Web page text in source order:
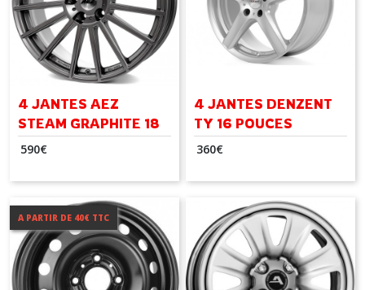
4 JANTES AEZ
STEAM GRAPHITE 18
POUCES
590€
4 JANTES DENZENT
TY 16 POUCES
360€
A PARTIR DE 40€ TTC